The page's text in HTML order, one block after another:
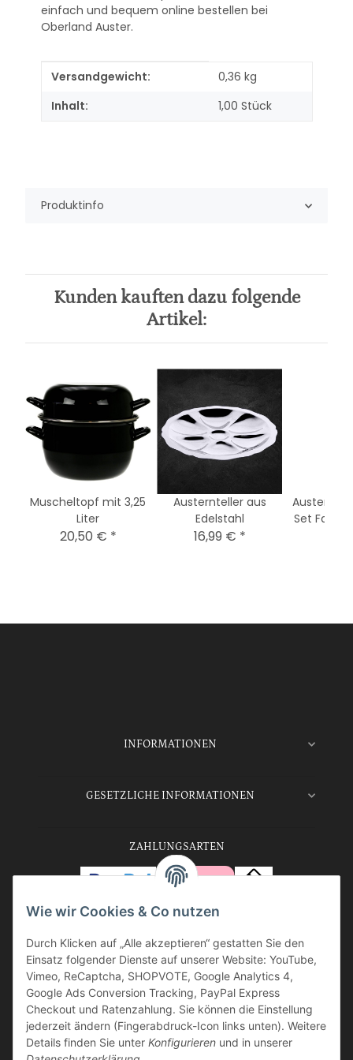
Wie wir Cookies & Co nutzen
Durch Klicken auf „Alle akzeptieren“ gestatten Sie den
Einsatz folgender Dienste auf unserer Website: YouTube,
Vimeo, ReCaptcha, SHOPVOTE, Google Analytics 4,
Google Ads Conversion Tracking, PayPal Express
Checkout und Ratenzahlung. Sie können die Einstellung
jederzeit ändern (Fingerabdruck-Icon links unten). Weitere
Details finden Sie unter Konfigurieren und in unserer
einfach und bequem online bestellen bei
Oberland Auster.
Produkteigenschaft
Wert
Versandgewicht:
0,36 kg
Inhalt:
1,00 Stück
Produktinfo
Kunden kauften dazu folgende
Artikel:
Muscheltopf mit 3,25
Liter
20,50 € *
Austernteller aus
Edelstahl
16,99 € *
Set Farbe
INFORMATIONEN
GESETZLICHE INFORMATIONEN
ZAHLUNGSARTEN
VERSANDARTEN
Vertrag widerrufen